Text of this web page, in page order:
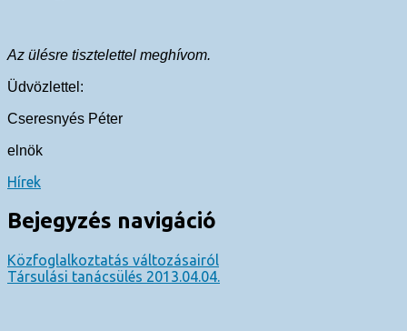
Az ülésre tisztelettel meghívom.
Üdvözlettel:
Cseresnyés Péter
elnök
Hírek
Bejegyzés navigáció
Közfoglalkoztatás változásairól
Társulási tanácsülés 2013.04.04.